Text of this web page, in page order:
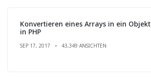
Konvertieren eines Arrays in ein Objekt
in PHP
SEP 17, 2017 43,349 ANSICHTEN